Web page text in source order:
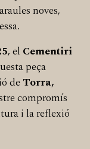
noves,
, el Cementiri
peça
deTorra,
compromís
i la reflexió